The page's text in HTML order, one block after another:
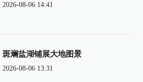
2026-08-06 14:41
斑斓盐湖铺展大地图景
2026-08-06 13:31